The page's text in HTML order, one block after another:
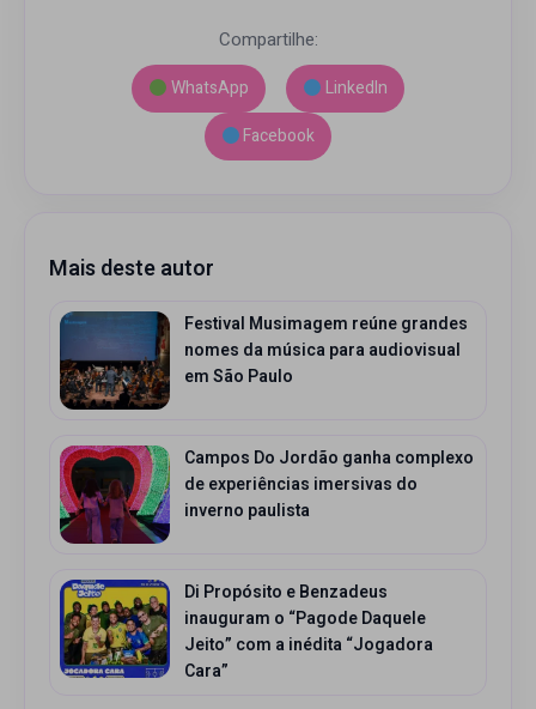
Compartilhe:
WhatsApp
LinkedIn
Facebook
Mais deste autor
Festival Musimagem reúne grandes
nomes da música para audiovisual
em São Paulo
Campos Do Jordão ganha complexo
de experiências imersivas do
inverno paulista
Di Propósito e Benzadeus
inauguram o “Pagode Daquele
Jeito” com a inédita “Jogadora
Cara”